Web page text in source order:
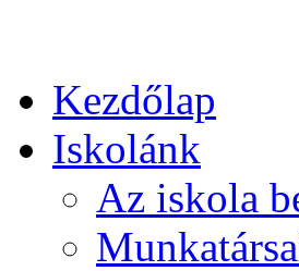
Kezdőlap
Iskolánk
Az iskola